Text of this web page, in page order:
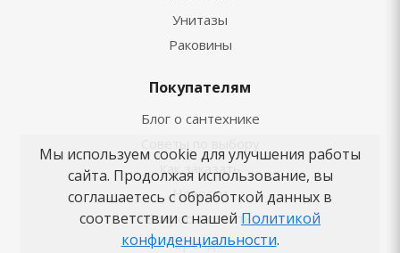
Унитазы
Раковины
Покупателям
Блог о сантехнике
Как заказать
Новости
Вопросы-ответы
Бренды
Мы используем cookie для улучшения работы
сайта. Продолжая использование, вы
соглашаетесь с обработкой данных в
соответствии с нашей Политикой
конфиденциальности.